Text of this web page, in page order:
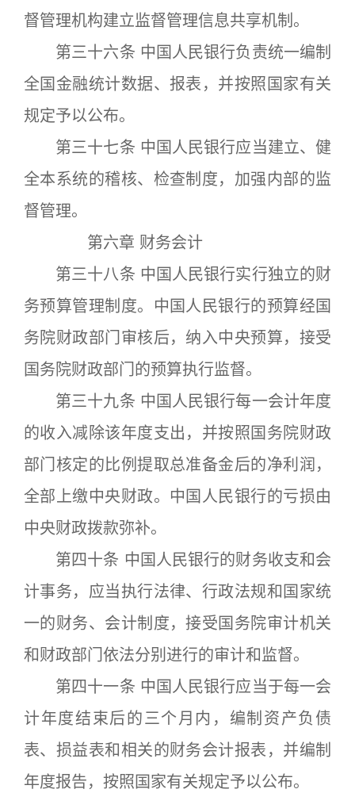
督管理机构建立监督管理信息共享机制。
第三十六条 中国人民银行负责统一编制
全国金融统计数据、报表，并按照国家有关
规定予以公布。
第三十七条 中国人民银行应当建立、健
全本系统的稽核、检查制度，加强内部的监
督管理。
第六章 财务会计
第三十八条 中国人民银行实行独立的财
务预算管理制度。中国人民银行的预算经国
务院财政部门审核后，纳入中央预算，接受
国务院财政部门的预算执行监督。
第三十九条 中国人民银行每一会计年度
的收入减除该年度支出，并按照国务院财政
部门核定的比例提取总准备金后的净利润，
全部上缴中央财政。中国人民银行的亏损由
中央财政拨款弥补。
第四十条 中国人民银行的财务收支和会
计事务，应当执行法律、行政法规和国家统
一的财务、会计制度，接受国务院审计机关
和财政部门依法分别进行的审计和监督。
第四十一条 中国人民银行应当于每一会
计年度结束后的三个月内，编制资产负债
表、损益表和相关的财务会计报表，并编制
年度报告，按照国家有关规定予以公布。